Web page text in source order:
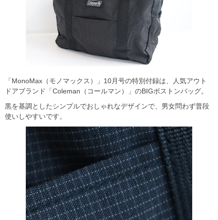
「MonoMax（モノマックス）」10月号の特別付録は、人気アウト
ドアブランド「Coleman（コールマン）」のBIGボストンバッグ。
黒を基調としたシンプルでおしゃれなデザインで、男女問わず普段
使いしやすいです。